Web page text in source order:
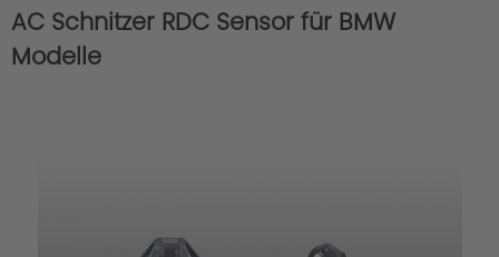
AC Schnitzer RDC Sensor für BMW
Modelle